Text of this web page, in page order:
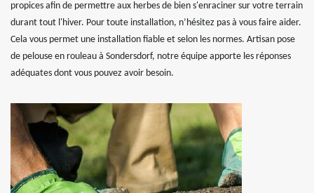
propices afin de permettre aux herbes de bien s'enraciner sur votre terrain
durant tout l'hiver. Pour toute installation, n’hésitez pas à vous faire aider.
Cela vous permet une installation fiable et selon les normes. Artisan pose
de pelouse en rouleau à Sondersdorf, notre équipe apporte les réponses
adéquates dont vous pouvez avoir besoin.